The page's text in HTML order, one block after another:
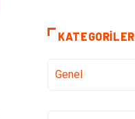
KATEGORILER
Genel